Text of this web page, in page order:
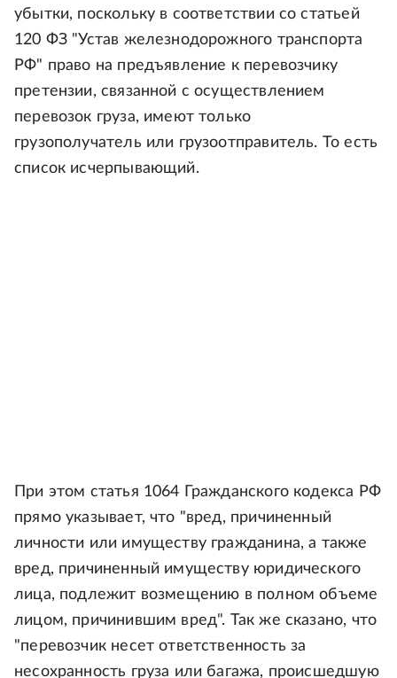
убытки, поскольку в соответствии со статьей
120 ФЗ "Устав железнодорожного транспорта
РФ" право на предъявление к перевозчику
претензии, связанной с осуществлением
перевозок груза, имеют только
грузополучатель или грузоотправитель. То есть
список исчерпывающий.
При этом статья 1064 Гражданского кодекса РФ
прямо указывает, что "вред, причиненный
личности или имуществу гражданина, а также
вред, причиненный имуществу юридического
лица, подлежит возмещению в полном объеме
лицом, причинившим вред". Так же сказано, что
"перевозчик несет ответственность за
несохранность груза или багажа, происшедшую